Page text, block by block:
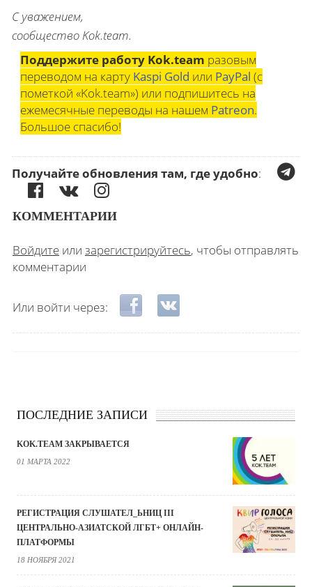
С уважением,
сообщество Kok.team.
Поддержите работу Kok.team разовым
переводом на карту Kaspi Gold или PayPal (с
пометкой «Kok.team») или подпишитесь на
ежемесячные переводы на нашем Patreon.
Большое спасибо!
Получайте обновления там, где удобно:
КОММЕНТАРИИ
Войдите или зарегистрируйтесь, чтобы отправлять
комментарии
Или войти через: Login with Facebook
Login with ВКонтакте
ПОСЛЕДНИЕ ЗАПИСИ
KOK.TEAM ЗАКРЫВАЕТСЯ
01 МАРТА 2022
РЕГИСТРАЦИЯ СЛУШАТЕЛ_ЬНИЦ III
ЦЕНТРАЛЬНО-АЗИАТСКОЙ ЛГБТ+ ОНЛАЙН-
ПЛАТФОРМЫ
18 НОЯБРЯ 2021